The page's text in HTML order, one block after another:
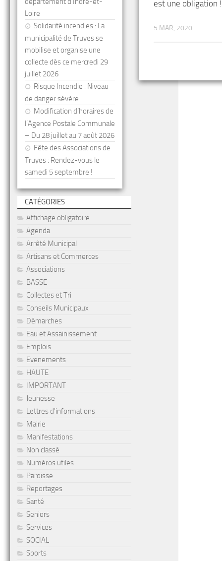
est une obligation !
5 MAR, 2020
Loire
Solidarité incendies : La
municipalité de Truyes se
mobilise et organise une
collecte dès ce mercredi 29
juillet 2026
Risque Incendie : Niveau
de danger sévère
Modification d’horaires de
l’Agence Postale Communale
– Du 28 juillet au 7 août 2026
Fête des Associations de
Truyes : Rendez-vous le
samedi 5 septembre !
CATÉGORIES
Affichage obligatoire
Agenda
Arrêté Municipal
Artisans et Commerces
Associations
BASSE
Collectes et Tri
Conseils Municipaux
Démarches
Eau et Assainissement
Emplois
Evenements
HAUTE
IMPORTANT
Jeunesse
Lettres d'informations
Mairie
Manifestations
Non classé
Numéros utiles
Paroisse
Reportages
Santé
Seniors
Services
SOCIAL
Sports